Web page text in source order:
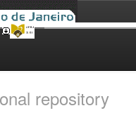
repository